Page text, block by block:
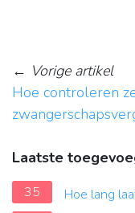
← Vorige artikel
Hoe controleren
Laatste
35
Hoe lang